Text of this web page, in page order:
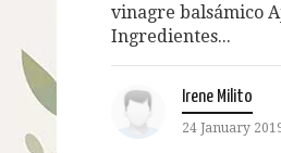
vinagre balsámico
Ingredientes...
Irene Milito
24 January